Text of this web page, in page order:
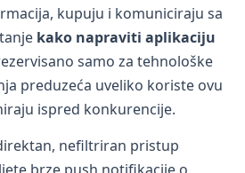
kupuju i komuniciraju sa
kako napraviti aplikaciju
samo za tehnološke
preduzeća uveliko koriste ovu
ispred konkurencije.
nefiltriran pristup